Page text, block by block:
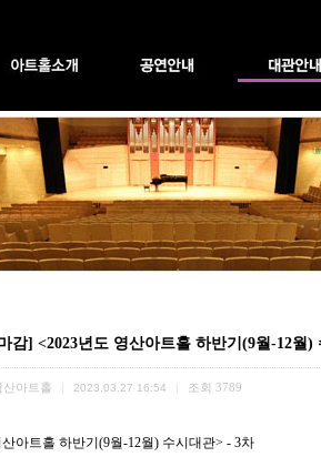
감] <2023년도 영산아트홀 하반기(9월-12월)
산아트홀 2023.03.27 16:54 조회 3789
아트홀 하반기 (9월-12월) 수시대관> - 3차